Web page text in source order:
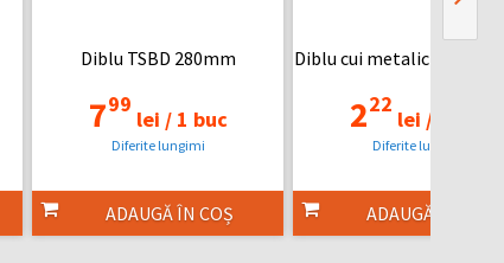
Diblu TSBD 280mm
799
lei /1 buc
Diferite lungimi
ADAUGĂ ÎN COȘ
Diblu cui metalic NEKA
222
lei /
Diferite lungimi
ADAUGĂ ÎN COȘ